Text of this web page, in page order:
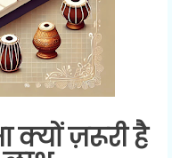
क्यों ज़रूरी है